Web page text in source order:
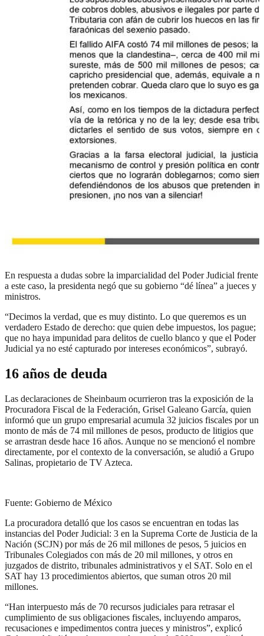
En respuesta a dudas sobre la imparcialidad del Poder Judicial frente
a este caso, la presidenta negó que su gobierno “dé línea” a jueces y
ministros.
“Decimos la verdad, que es muy distinto. Lo que queremos es un
verdadero Estado de derecho: que quien debe impuestos, los pague;
que no haya impunidad para delitos de cuello blanco y que el Poder
Judicial ya no esté capturado por intereses económicos”, subrayó.
16 años de deuda
Las declaraciones de Sheinbaum ocurrieron tras la exposición de la
Procuradora Fiscal de la Federación, Grisel Galeano García, quien
informó que un grupo empresarial acumula 32 juicios fiscales por un
monto de más de 74 mil millones de pesos, producto de litigios que
se arrastran desde hace 16 años. Aunque no se mencionó el nombre
directamente, por el contexto de la conversación, se aludió a Grupo
Salinas, propietario de TV Azteca.
Fuente: Gobierno de México
La procuradora detalló que los casos se encuentran en todas las
instancias del Poder Judicial: 3 en la Suprema Corte de Justicia de la
Nación (SCJN) por más de 26 mil millones de pesos, 5 juicios en
Tribunales Colegiados con más de 20 mil millones, y otros en
juzgados de distrito, tribunales administrativos y el SAT. Solo en el
SAT hay 13 procedimientos abiertos, que suman otros 20 mil
millones.
“Han interpuesto más de 70 recursos judiciales para retrasar el
cumplimiento de sus obligaciones fiscales, incluyendo amparos,
recusaciones e impedimentos contra jueces y ministros”, explicó